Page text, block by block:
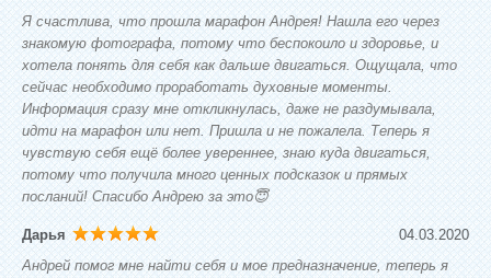
Я счастлива, что прошла марафон Андрея! Нашла его через
знакомую фотографа, потому что беспокоило и здоровье, и
хотела понять для себя как дальше двигаться. Ощущала, что
сейчас необходимо проработать духовные моменты.
Информация сразу мне откликнулась, даже не раздумывала,
идти на марафон или нет. Пришла и не пожалела. Теперь я
чувствую себя ещё более увереннее, знаю куда двигаться,
потому что получила много ценных подсказок и прямых
посланий! Спасибо Андрею за это😇
04.03.2020
Дарья
Андрей помог мне найти себя и мое предназначение, теперь я